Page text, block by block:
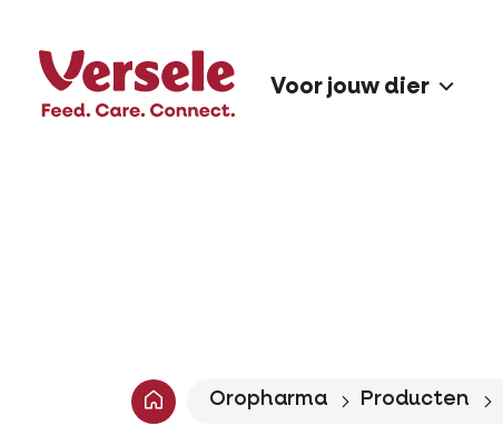
Voor jouw dier
Oropharma Producten